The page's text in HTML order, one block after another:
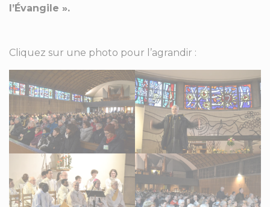
l’Évangile ».
Cliquez sur une photo pour l’agrandir :